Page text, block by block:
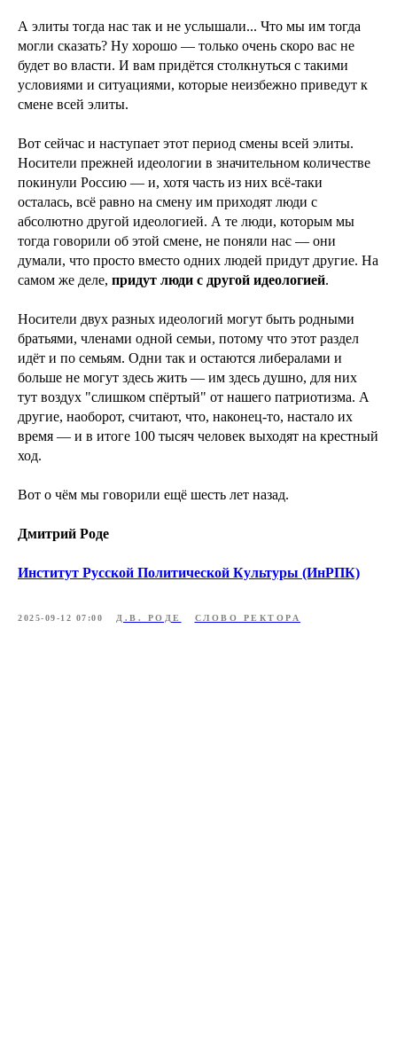
А элиты тогда нас так и не услышали... Что мы им тогда
могли сказать? Ну хорошо — только очень скоро вас не
будет во власти. И вам придётся столкнуться с такими
условиями и ситуациями, которые неизбежно приведут к
смене всей элиты.
Вот сейчас и наступает этот период смены всей элиты.
Носители прежней идеологии в значительном количестве
покинули Россию — и, хотя часть из них всё-таки
осталась, всё равно на смену им приходят люди с
абсолютно другой идеологией. А те люди, которым мы
тогда говорили об этой смене, не поняли нас — они
думали, что просто вместо одних людей придут другие. На
самом же деле, придут люди с другой идеологией.
Носители двух разных идеологий могут быть родными
братьями, членами одной семьи, потому что этот раздел
идёт и по семьям. Одни так и остаются либералами и
больше не могут здесь жить — им здесь душно, для них
тут воздух "слишком спёртый" от нашего патриотизма. А
другие, наоборот, считают, что, наконец-то, настало их
время — и в итоге 100 тысяч человек выходят на крестный
ход.
Вот о чём мы говорили ещё шесть лет назад.
Дмитрий Роде
Институт Русской Политической Культуры (ИнРПК)
2025-09-12 07:00 Д.В. РОДЕ СЛОВО РЕКТОРА